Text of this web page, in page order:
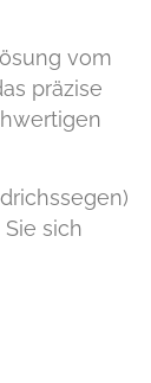
vom
präzise
sich